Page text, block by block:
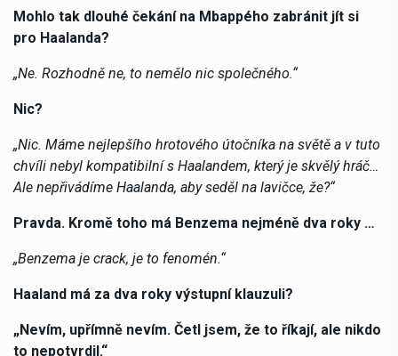
Mohlo tak dlouhé čekání na Mbappého zabránit jít si
pro Haalanda?
„Ne. Rozhodně ne, to nemělo nic společného.“
Nic?
„Nic. Máme nejlepšího hrotového útočníka na světě a v tuto
chvíli nebyl kompatibilní s Haalandem, který je skvělý hráč…
Ale nepřivádíme Haalanda, aby seděl na lavičce, že?“
Pravda. Kromě toho má Benzema nejméně dva roky …
„Benzema je crack, je to fenomén.“
Haaland má za dva roky výstupní klauzuli?
„Nevím, upřímně nevím. Četl jsem, že to říkají, ale nikdo
to nepotvrdil.“